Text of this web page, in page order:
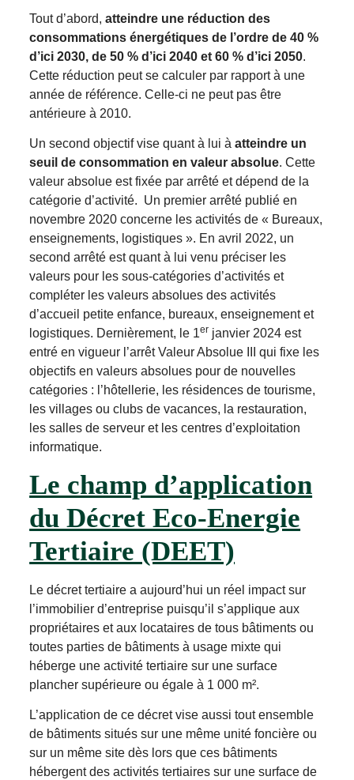
Tout d’abord,atteindre une réduction des
consommations énergétiques de l’ordre de 40 %
d’ici 2030, de 50 % d’ici 2040 et 60 % d’ici 2050.
Cette réduction peut se calculer par rapport à une
année de référence. Celle-ci ne peut pas être
antérieure à 2010.
Un second objectif vise quant à lui àatteindre un
seuil de consommation en valeur absolue. Cette
valeur absolue est fixée par arrêté et dépend de la
catégorie d’activité. Un premier arrêté publié en
novembre 2020 concerne les activités de « Bureaux,
enseignements, logistiques ». En avril 2022, un
second arrêté est quant à lui venu préciser les
valeurs pour les sous-catégories d’activités et
compléter les valeurs absolues des activités
d’accueil petite enfance, bureaux, enseignement et
logistiques. Dernièrement, le 1er janvier 2024 est
entré en vigueur l’arrêt Valeur Absolue III qui fixe les
objectifs en valeurs absolues pour de nouvelles
catégories : l’hôtellerie, les résidences de tourisme,
les villages ou clubs de vacances, la restauration,
les salles de serveur et les centres d’exploitation
informatique.
Le champ d’application
du Décret Eco-Energie
Tertiaire (DEET)
Le décret tertiaire a aujourd’hui un réel impact sur
l’immobilier d’entreprise puisqu’il s’applique aux
propriétaires et aux locataires de tous bâtiments ou
toutes parties de bâtiments à usage mixte qui
héberge une activité tertiaire sur une surface
plancher supérieure ou égale à 1 000 m².
L’application de ce décret vise aussi tout ensemble
de bâtiments situés sur une même unité foncière ou
sur un même site dès lors que ces bâtiments
hébergent des activités tertiaires sur une surface de